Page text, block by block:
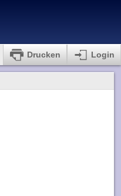
Drucken Login